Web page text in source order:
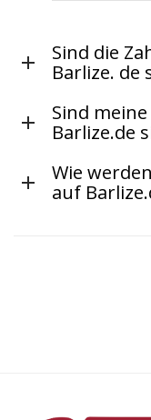
Sind die
Barlize. de
Sind
Barlize.de
Wie
auf